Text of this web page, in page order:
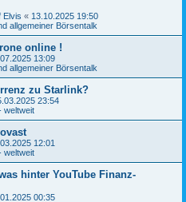
Elvis « 13.10.2025 19:50
allgemeiner Börsentalk
online !
13:09
allgemeiner Börsentalk
zu Starlink?
23:54
weltweit
12:01
weltweit
hinter YouTube Finanz-
00:35